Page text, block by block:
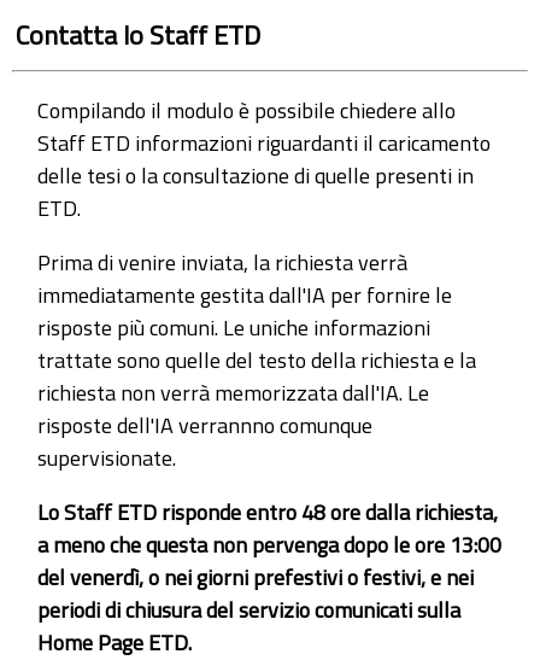
Contatta lo Staff ETD
Compilando il modulo è possibile chiedere allo
Staff ETD informazioni riguardanti il caricamento
delle tesi o la consultazione di quelle presenti in
ETD.
Prima di venire inviata, la richiesta verrà
immediatamente gestita dall'IA per fornire le
risposte più comuni. Le uniche informazioni
trattate sono quelle del testo della richiesta e la
richiesta non verrà memorizzata dall'IA. Le
risposte dell'IA verrannno comunque
supervisionate.
Lo Staff ETD risponde entro 48 ore dalla richiesta,
a meno che questa non pervenga dopo le ore 13:00
del venerdì, o nei giorni prefestivi o festivi, e nei
periodi di chiusura del servizio comunicati sulla
Home Page ETD.